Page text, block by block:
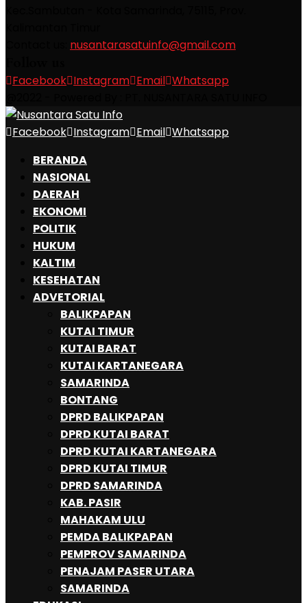
nusantarasatuinfo@gmail.com
Facebook Instagram Email Whatsapp
Facebook Instagram Email Whatsapp
BERANDA
NASIONAL
DAERAH
EKONOMI
POLITIK
HUKUM
KALTIM
KESEHATAN
ADVETORIAL
BALIKPAPAN
KUTAI TIMUR
KUTAI BARAT
KUTAI KARTANEGARA
SAMARINDA
BONTANG
DPRD BALIKPAPAN
DPRD KUTAI BARAT
DPRD KUTAI KARTANEGARA
DPRD KUTAI TIMUR
DPRD SAMARINDA
KAB. PASIR
MAHAKAM ULU
PEMDA BALIKPAPAN
PEMPROV SAMARINDA
PENAJAM PASER UTARA
SAMARINDA